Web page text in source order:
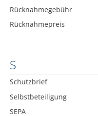
Rücknahmegebühr
Rücknahmepreis
S
Schutzbrief
Selbstbeteiligung
SEPA